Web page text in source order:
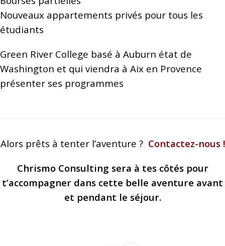
Nouveaux appartements privés pour tous les
étudiants
Green River College basé à Auburn état de
Washington et qui viendra à Aix en Provence
présenter ses programmes
Alors prêts à tenter l’aventure ? Contactez-nous !
Chrismo Consulting sera à tes côtés pour
t’accompagner dans cette belle aventure avant
et pendant le séjour.